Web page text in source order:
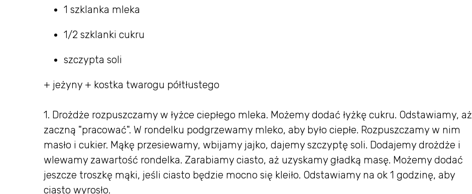
1 szklanka mleka
1/2 szklanki cukru
szczypta soli
+ jeżyny + kostka twarogu półtłustego
1. Drożdże rozpuszczamy w łyżce ciepłego mleka. Możemy dodać łyżkę cukru. Odstawiamy, aż
zaczną "pracować". W rondelku podgrzewamy mleko, aby było ciepłe. Rozpuszczamy w nim
masło i cukier. Mąkę przesiewamy, wbijamy jajko, dajemy szczyptę soli. Dodajemy drożdże i
wlewamy zawartość rondelka. Zarabiamy ciasto, aż uzyskamy gładką masę. Możemy dodać
jeszcze troszkę mąki, jeśli ciasto będzie mocno się kleiło. Odstawiamy na ok 1 godzinę, aby
ciasto wyrosło.